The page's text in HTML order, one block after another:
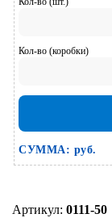
Кол-во (коробки)
СУММА: руб.
Артикул: 0111-50